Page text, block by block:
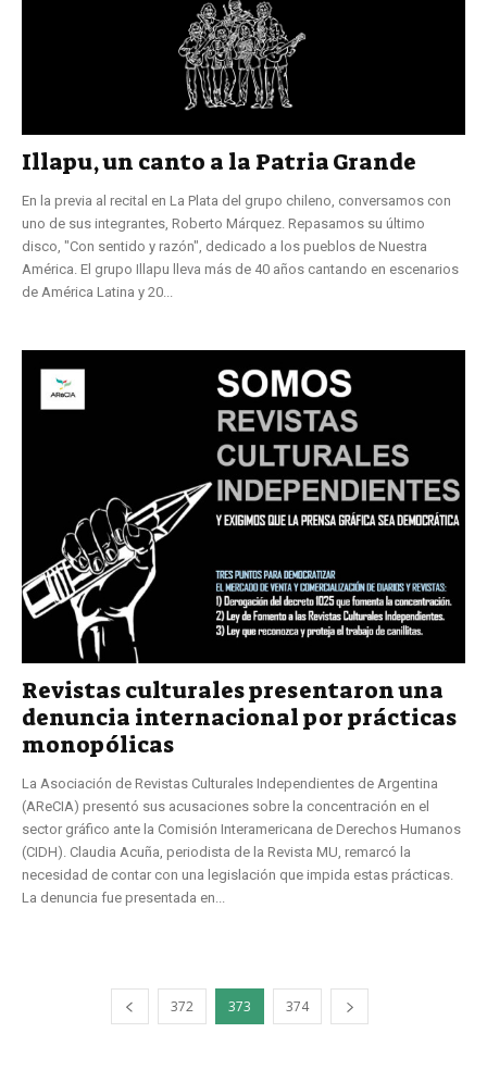
Illapu, un canto a la Patria Grande
En la previa al recital en La Plata del grupo chileno, conversamos con
uno de sus integrantes, Roberto Márquez. Repasamos su último
disco, "Con sentido y razón", dedicado a los pueblos de Nuestra
América. El grupo Illapu lleva más de 40 años cantando en escenarios
de América Latina y 20...
Revistas culturales presentaron una
denuncia internacional por prácticas
monopólicas
La Asociación de Revistas Culturales Independientes de Argentina
(AReCIA) presentó sus acusaciones sobre la concentración en el
sector gráfico ante la Comisión Interamericana de Derechos Humanos
(CIDH). Claudia Acuña, periodista de la Revista MU, remarcó la
necesidad de contar con una legislación que impida estas prácticas.
La denuncia fue presentada en...
372 373 374